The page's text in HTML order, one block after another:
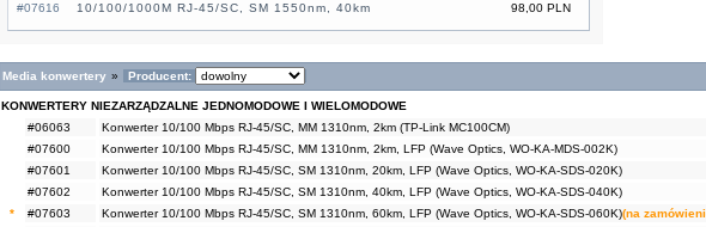
#07616
98,00 PLN
10/100/1000M RJ-45/SC, SM 1550nm, 40km
Media konwertery » Producent:
KONWERTERY NIEZARZĄDZALNE JEDNOMODOWE I WIELOMODOWE
#06063
Konwerter 10/100 Mbps RJ-45/SC, MM 1310nm, 2km (TP-Link MC100CM)
#07600
Konwerter 10/100 Mbps RJ-45/SC, MM 1310nm, 2km, LFP (Wave Optics, WO-KA-MDS-002K)
#07601
Konwerter 10/100 Mbps RJ-45/SC, SM 1310nm, 20km, LFP (Wave Optics, WO-KA-SDS-020K)
#07602
Konwerter 10/100 Mbps RJ-45/SC, SM 1310nm, 40km, LFP (Wave Optics, WO-KA-SDS-040K)
*
#07603 Konwerter 10/100 Mbps RJ-45/SC, SM 1310nm, 60km, LFP (Wave Optics, WO-KA-SDS-060K)(na